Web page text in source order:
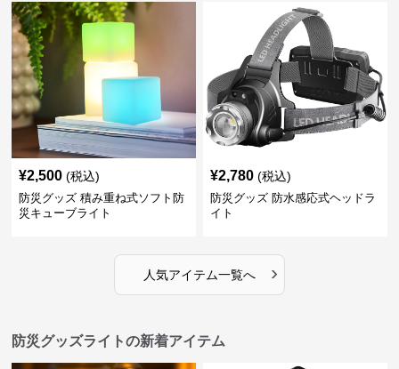
¥2,500 (税込)
防災グッズ 積み重ね式ソフト防
災キューブライト
¥2,780 (税込)
防災グッズ 防水感応式ヘッドラ
イト
人気アイテム一覧へ ›
防災グッズライトの新着アイテム